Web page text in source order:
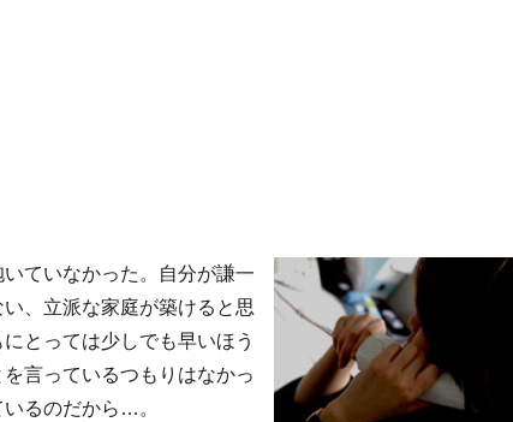
ていなかった。自分が謙一
、立派な家庭が築けると思
とっては少しでも早いほう
言っているつもりはなかっ
るのだから…。